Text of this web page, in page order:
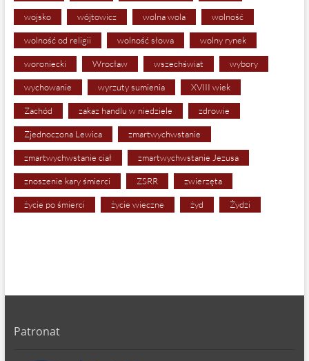
wojsko wójtowicz wolna wola wolność
wolność od religii wolność słowa wolny rynek
woroniecki Wrocław wszechświat wybory
wychowanie wyrzuty sumienia XVIII wiek
Zachód zakaz handlu w niedziele zdrowie
Zjednoczona Lewica zmartwychwstanie
zmartwychwstanie ciał zmartwychwstanie Jezusa
znoszenie kary śmierci ZSRR zwierzęta
życie po śmierci życie wieczne żyd Żydzi
Patronat